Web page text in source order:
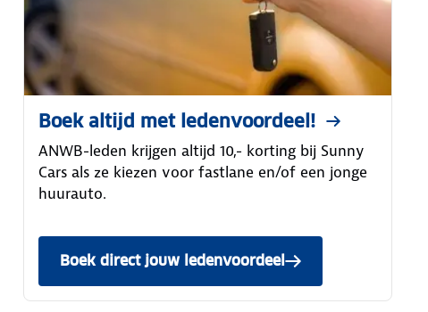
Boek altijd met ledenvoordeel!
ANWB-leden krijgen altijd 10,- korting bij Sunny
Cars als ze kiezen voor fastlane en/of een jonge
huurauto.
Boek direct jouw ledenvoordeel